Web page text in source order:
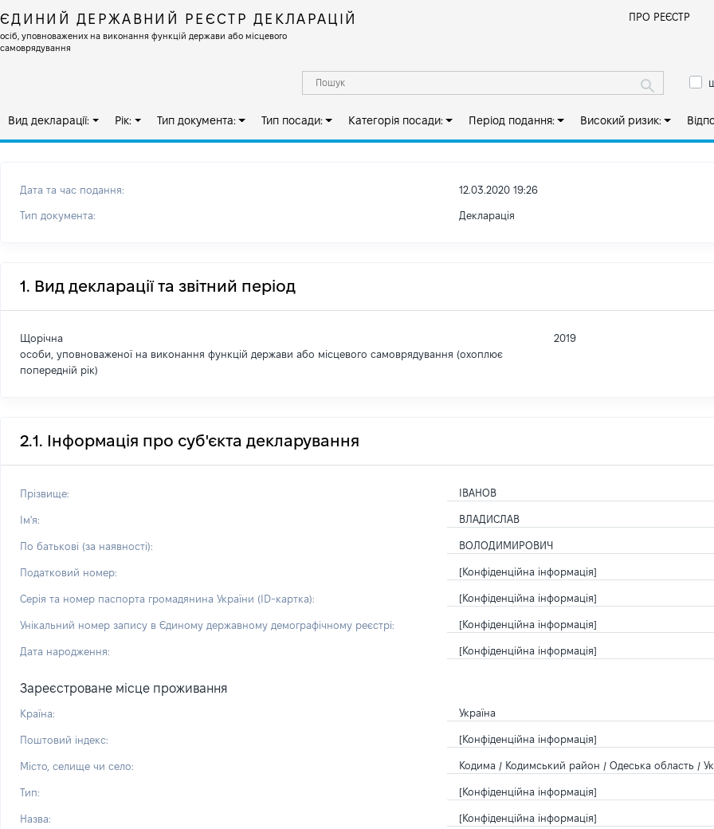
ЄДИНИЙ ДЕРЖАВНИЙ РЕЄСТР ДЕКЛАРАЦІЙ
осіб, уповноважених на виконання функцій держави або місцевого
самоврядування
ПРО РЕЄСТР
Вид декларації: Рік: Тип документа: Тип посади: Категорія посади: Період подання: Високий ризик:
Дата та час подання: 12.03.2020 19:26
Тип документа: Декларація
1. Вид декларації та звітний період
Щорічна
особи, уповноваженої на виконання функцій держави або місцевого самоврядування (охоплює
попередній рік)
2019
2.1. Інформація про суб'єкта декларування
Прізвище: ІВАНОВ
Ім'я: ВЛАДИСЛАВ
По батькові (за наявності): ВОЛОДИМИРОВИЧ
Податковий номер: [Конфіденційна інформація]
Серія та номер паспорта громадянина України (ID-картка): [Конфіденційна інформація]
Унікальний номер запису в Єдиному державному демографічному реєстрі: [Конфіденційна інформація]
Дата народження: [Конфіденційна інформація]
Зареєстроване місце проживання
Країна: Україна
Поштовий індекс: [Конфіденційна інформація]
Місто, селище чи село: Кодима / Кодимський район / Одеська область /
Тип: [Конфіденційна інформація]
Назва: [Конфіденційна інформація]